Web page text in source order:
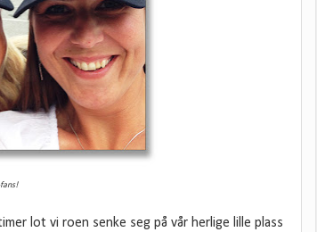
lot vi roen senke seg på vår herlige lille plass